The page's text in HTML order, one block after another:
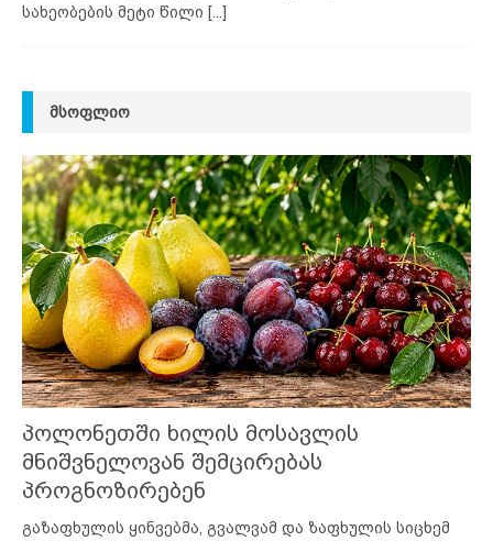
სახეობების მეტი წილი [...]
ᲛᲡᲝᲤᲚᲘᲝ
პოლონეთში ხილის მოსავლის
მნიშვნელოვან შემცირებას
პროგნოზირებენ
გაზაფხულის ყინვებმა, გვალვამ და ზაფხულის სიცხემ